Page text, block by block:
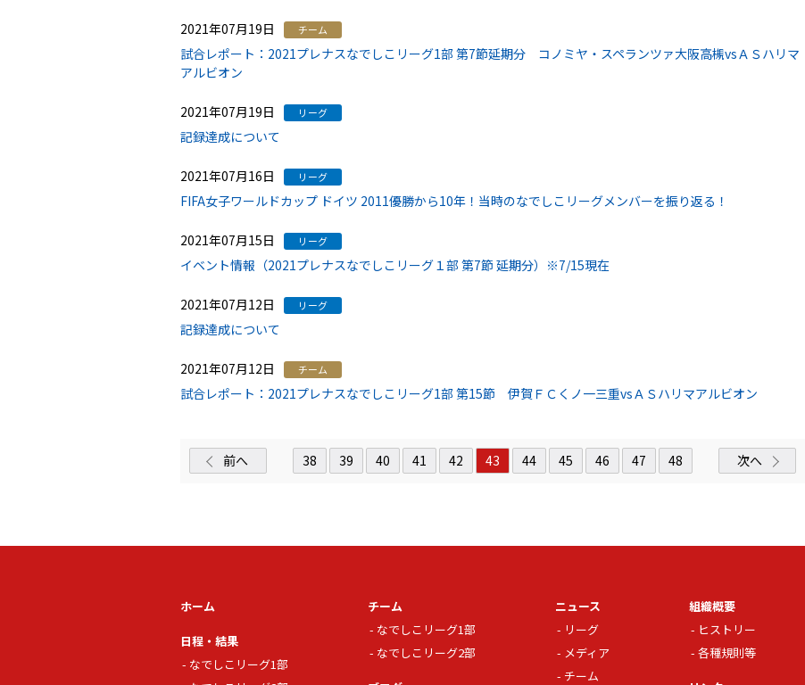
2021年07月19日 チーム
試合レポート：2021プレナスなでしこリーグ1部 第7節延期分 コノミヤ・スペランツァ大阪高槻vsＡＳハリマ
アルビオン
2021年07月19日 リーグ
記録達成について
2021年07月16日 リーグ
FIFA女子ワールドカップ ドイツ 2011優勝から10年！当時のなでしこリーグメンバーを振り返る！
2021年07月15日 リーグ
イベント情報（2021プレナスなでしこリーグ１部 第7節 延期分）※7/15現在
2021年07月12日 リーグ
記録達成について
2021年07月12日 チーム
試合レポート：2021プレナスなでしこリーグ1部 第15節 伊賀ＦＣくノ一三重vsＡＳハリマアルビオン
前へ 38 39 40 41 42 43 44 45 46 47 48 次へ
ホーム
日程・結果
なでしこリーグ1部
チーム
なでしこリーグ1部
なでしこリーグ2部
ニュース
リーグ
メディア
チーム
組織概要
ヒストリー
各種規則等